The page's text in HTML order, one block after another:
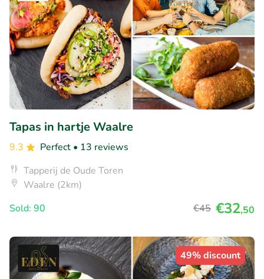
Tapas in hartje Waalre
9.3 Perfect • 13 reviews
Tapperij de Oude Toren
Waalre (2km)
Sold: 90
€45 €32,50
49% discount